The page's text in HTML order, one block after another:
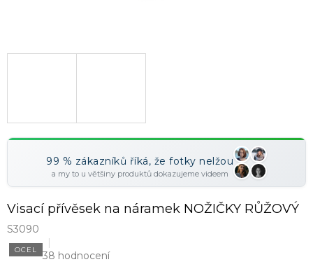
99 % zákazníků říká, že fotky nelžou
a my to u většiny produktů dokazujeme videem
Visací přívěsek na náramek NOŽIČKY RŮŽOVÝ
S3090
OCEL 38 hodnocení